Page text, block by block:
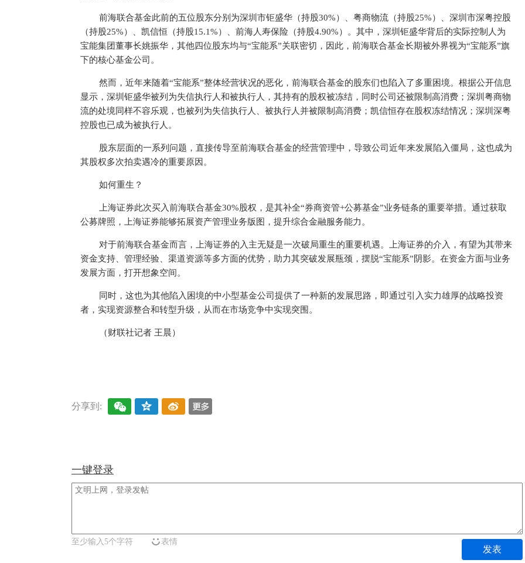
前海联合基金此前的五位股东分别为深圳市钜盛华（持股30%）、粤商物流（持股25%）、深圳市深粤控股
（持股25%）、凯信恒（持股15.1%）、前海人寿保险（持股4.90%）。其中，深圳钜盛华背后的实际控制人为
宝能集团董事长姚振华，其他四位股东均与“宝能系”关联密切，因此，前海联合基金长期被外界视为“宝能系”旗
下的核心基金公司。
然而，近年来随着“宝能系”整体经营状况的恶化，前海联合基金的股东们也陷入了多重困境。根据公开信息
显示，深圳钜盛华被列为失信执行人和被执行人，其持有的股权被冻结，同时公司还被限制高消费；深圳粤商物
流的处境同样不容乐观，也被列为失信执行人、被执行人并被限制高消费；凯信恒存在股权冻结情况；深圳深粤
控股也已成为被执行人。
股东层面的一系列问题，直接传导至前海联合基金的经营管理中，导致公司近年来发展陷入僵局，这也成为
其股权多次拍卖遇冷的重要原因。
如何重生？
上海证券此次买入前海联合基金30%股权，是其补全“券商资管+公募基金”业务链条的重要举措。通过获取
公募牌照，上海证券能够拓展资产管理业务版图，提升综合金融服务能力。
对于前海联合基金而言，上海证券的入主无疑是一次破局重生的重要机遇。上海证券的介入，有望为其带来
资金支持、管理经验、渠道资源等多方面的优势，助力其突破发展瓶颈，摆脱“宝能系”阴影。在资金方面与业务
发展方面，打开想象空间。
同时，这也为其他陷入困境的中小型基金公司提供了一种新的发展思路，即通过引入实力雄厚的战略投资
者，实现资源整合和转型升级，从而在市场竞争中实现突围。
（财联社记者 王晨）
分享到:
一键登录
至少输入5个字符 表情
发表